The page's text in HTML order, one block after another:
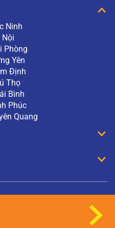
Ninh
Nội
Phòng
Yên
Định
Thọ
Bình
Phúc
Quang